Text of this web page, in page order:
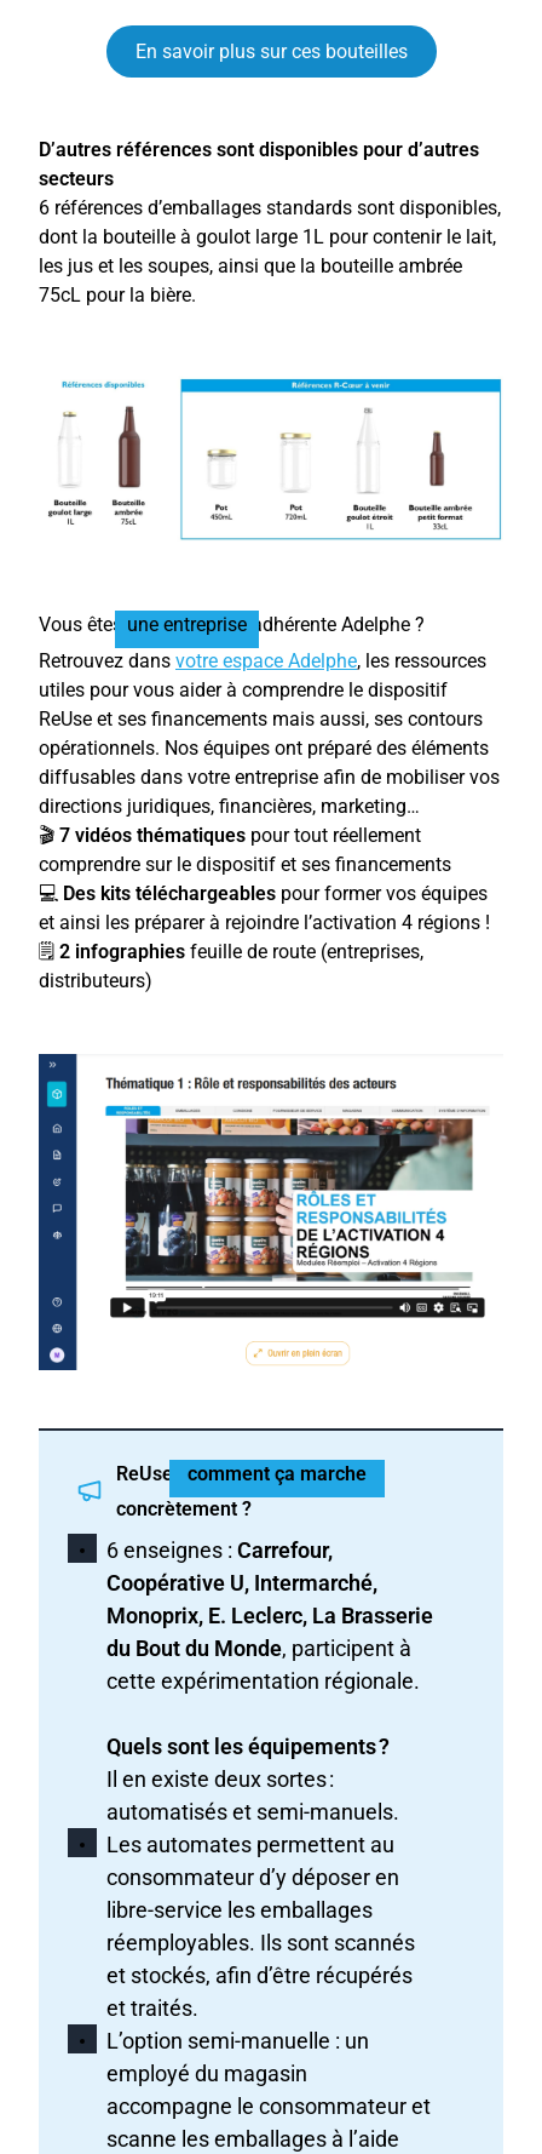
En savoir plus sur ces bouteilles
D’autres références sont disponibles pour d’autres
secteurs
6 références d’emballages standards sont disponibles,
dont la bouteille à goulot large 1L pour contenir le lait,
les jus et les soupes, ainsi que la bouteille ambrée
75cL pour la bière.
Vous êtes une entreprise adhérente Adelphe ?
Retrouvez dans votre espace Adelphe, les ressources
utiles pour vous aider à comprendre le dispositif
ReUse et ses financements mais aussi, ses contours
opérationnels. Nos équipes ont préparé des éléments
diffusables dans votre entreprise afin de mobiliser vos
directions juridiques, financières, marketing…
🎬 7 vidéos thématiques pour tout réellement
comprendre sur le dispositif et ses financements
💻 Des kits téléchargeables pour former vos équipes
et ainsi les préparer à rejoindre l’activation 4 régions !
🗒️ 2 infographies feuille de route (entreprises,
distributeurs)
ReUse : comment ça marche
concrètement ?
6 enseignes : Carrefour,
Coopérative U, Intermarché,
Monoprix, E. Leclerc, La Brasserie
du Bout du Monde, participent à
cette expérimentation régionale.
Quels sont les équipements ?
Il en existe deux sortes :
automatisés et semi-manuels.
Les automates permettent au
consommateur d’y déposer en
libre-service les emballages
réemployables. Ils sont scannés
et stockés, afin d’être récupérés
et traités.
L’option semi-manuelle : un
employé du magasin
accompagne le consommateur et
scanne les emballages à l’aide